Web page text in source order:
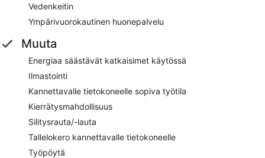
Vedenkeitin
Ympärivuorokautinen huonepalvelu
Muuta
Energiaa säästävät katkaisimet käytössä
Ilmastointi
Kannettavalle tietokoneelle sopiva työtila
Kierrätysmahdollisuus
Silitysrauta/-lauta
Tallelokero kannettavalle tietokoneelle
Työpöytä